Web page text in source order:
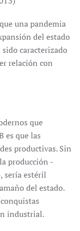
una pandemia
del estado
caracterizado
relación con
que
es que las
productivas. Sin
producción -
sería estéril
del estado.
industrial.